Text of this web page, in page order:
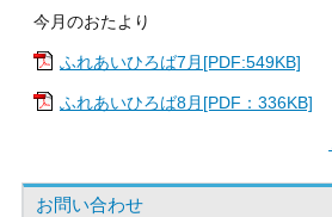
今月のおたより
ふれあいひろば7月[PDF:549KB]
ふれあいひろば8月[PDF：336KB]
お問い合わせ